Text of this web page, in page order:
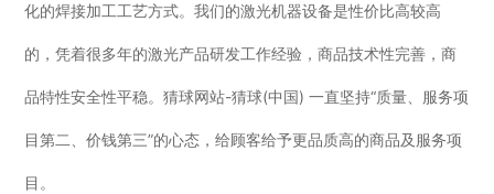
化的焊接加工工艺方式。我们的激光机器设备是性价比高较高
的，凭着很多年的激光产品研发工作经验，商品技术性完善，商
品特性安全性平稳。猜球网站-猜球(中国) 一直坚持“质量、服务项
目第二、价钱第三”的心态，给顾客给予更品质高的商品及服务项
目。